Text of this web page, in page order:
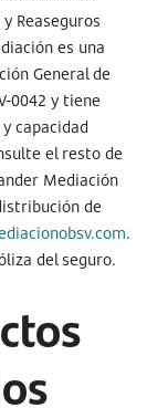
Reaseguros
es una
General de
0042 y tiene
capacidad
el resto de
Mediación
de
.
del seguro.